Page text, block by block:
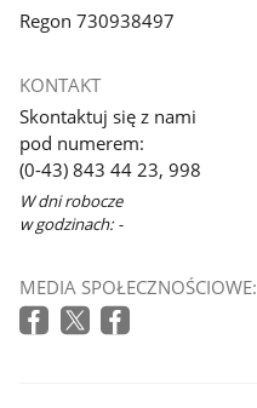
Regon 730938497
KONTAKT
Skontaktuj się z nami
pod numerem:
(0-43) 843 44 23, 998
W dni robocze
w godzinach: -
MEDIA SPOŁECZNOŚCIOWE: